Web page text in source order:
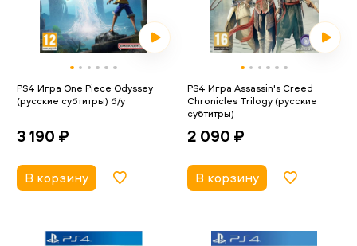
PS4 Игра One Piece Odyssey
(русские субтитры) б/у
3 190 ₽
В корзину
PS4 Игра Assassin's Creed
Chronicles Trilogy (русские
субтитры)
2 090 ₽
В корзину